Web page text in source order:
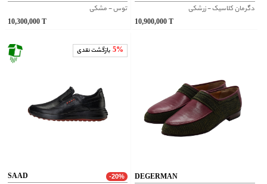
توس - مشکی
10,300,000
دگرمان کلاسیک - زرشکی
10,900,000
5% بازگشت نقدی
SAAD -20% DEGERMAN